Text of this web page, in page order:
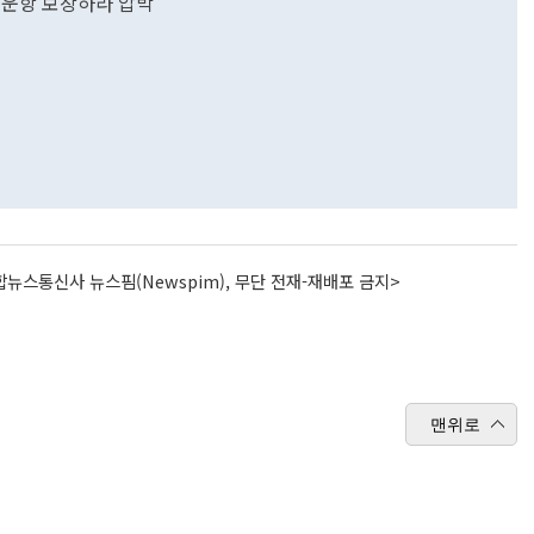
뉴스통신사 뉴스핌(Newspim), 무단 전재-재배포 금지>
맨위로